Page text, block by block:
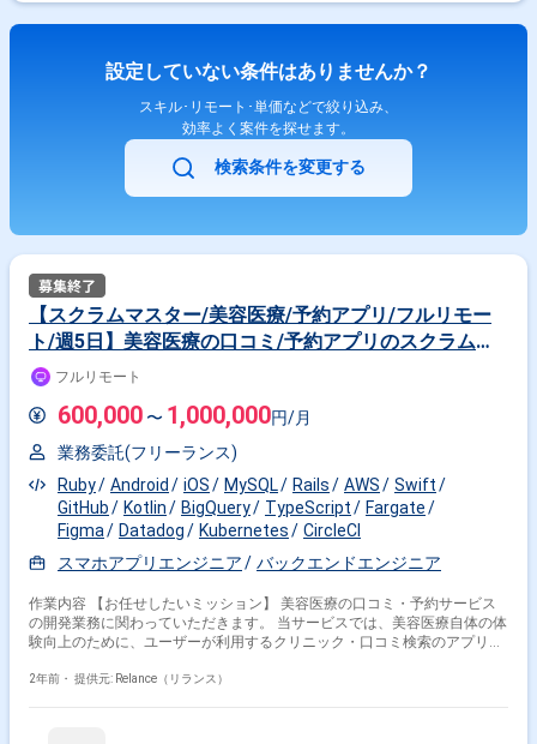
設定していない条件はありませんか？
スキル･リモート･単価などで絞り込み、
効率よく案件を探せます。
検索条件を変更する
【スクラムマスター/美容医療/予約アプリ/フルリモー
ト/週5日】美容医療の口コミ/予約アプリのスクラムマ
スター（jd01364）
フルリモート
600,000 〜 1,000,000円/月
業務委託(フリーランス)
Ruby
Android iOS MySQL Rails AWS
Swift
GitHub
Kotlin BigQuery TypeScript
Fargate
Figma
Datadog Kubernetes
CircleCI
スマホアプリエンジニア
バックエンドエンジニア
作業内容 【お任せしたいミッション】 美容医療の口コミ・予約サービス
の開発業務に関わっていただきます。 当サービスでは、美容医療自体の体
験向上のために、ユーザーが利用するクリニック・口コミ検索のアプリや
供しています。こういったプロダクト全体に関わっていただきながら、技
2年前・ 提供元: Relance（リランス）